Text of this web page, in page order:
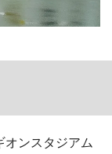
ンスタジアム